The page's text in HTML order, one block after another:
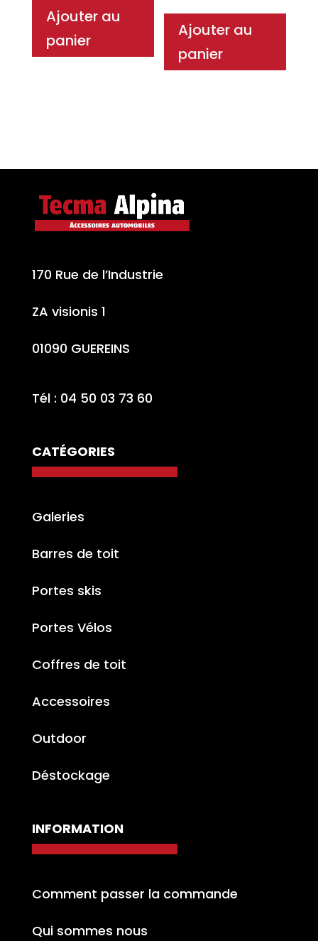
Ajouter au
panier
Ajouter au
panier
170 Rue de l’Industrie
ZA visionis 1
01090 GUEREINS
Tél : 04 50 03 73 60
CATÉGORIES
Galeries
Barres de toit
Portes skis
Portes Vélos
Coffres de toit
Accessoires
Outdoor
Déstockage
INFORMATION
Comment passer la commande
Qui sommes nous